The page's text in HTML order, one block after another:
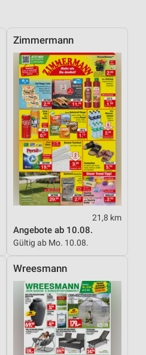
Zimmermann
21,8 km
Angebote ab 10.08.
Gültig ab Mo. 10.08.
Wreesmann
Inhalten
Statistiken oder
verschiedenen
der Angebote
zur Auswahl von